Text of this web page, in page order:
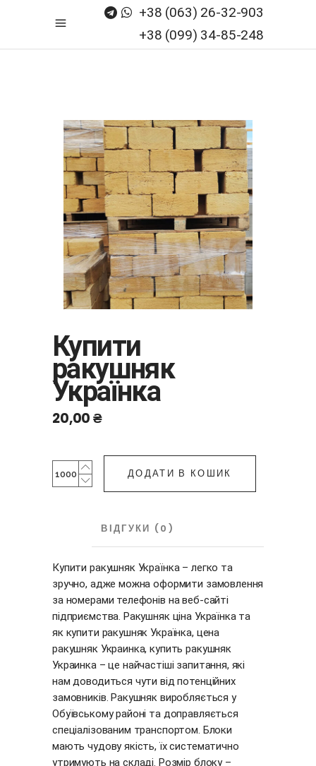
+38 (063) 26-32-903
+38 (099) 34-85-248
Купити
ракушняк
Українка
20,00₴
Купити
ракушняк
ДОДАТИ В КОШИК
ВІДГУКИ (0)
Купити ракушняк Українка – легко та
зручно, адже можна оформити замовлення
за номерами телефонів на веб-сайті
підприємства. Ракушняк ціна Українка та
як купити ракушняк Українка, цена
ракушняк Украинка, купить ракушняк
Украинка – це найчастіші запитання, які
нам доводиться чути від потенційних
замовників. Ракушняк виробляється у
Обуївському районі та доправляється
спеціалізованим транспортом. Блоки
мають чудову якість, їх систематично
утримують на складі. Розмір блоку –